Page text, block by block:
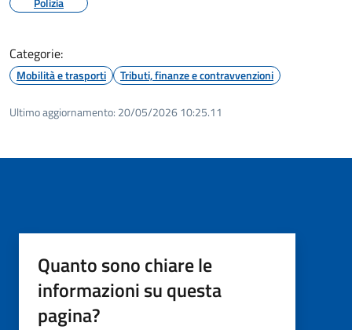
Categorie:
Mobilità e trasporti Tributi, finanze e contravvenzioni
Ultimo aggiornamento: 20/05/2026 10:25.11
Quanto sono chiare le
informazioni su questa
pagina?